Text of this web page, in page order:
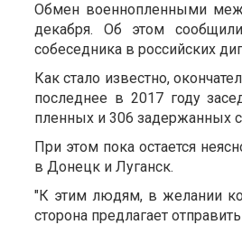
Обмен военнопленными
декабря. Об этом
собеседника в российских
Как стало известно,
последнее в 2017 году
пленных и 306 задержанных
При этом пока остается
в Донецк и Луганск.
"К этим людям, в желании
сторона предлагает